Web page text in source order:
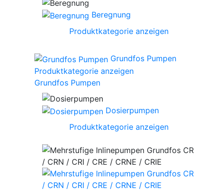
Beregnung
Produktkategorie anzeigen
Grundfos Pumpen
Produktkategorie anzeigen
Grundfos Pumpen
Dosierpumpen
Produktkategorie anzeigen